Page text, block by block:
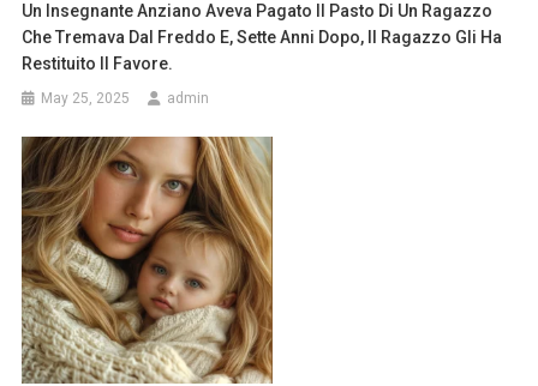
Un Insegnante Anziano Aveva Pagato Il Pasto Di Un Ragazzo
Che Tremava Dal Freddo E, Sette Anni Dopo, Il Ragazzo Gli Ha
Restituito Il Favore.
May 25, 2025 admin